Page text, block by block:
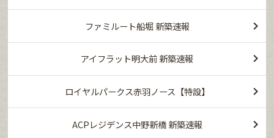
ファミルート船堀 新築速報
アイフラット明大前 新築速報
ロイヤルパークス赤羽ノース【特設】
ACPレジデンス中野新橋 新築速報